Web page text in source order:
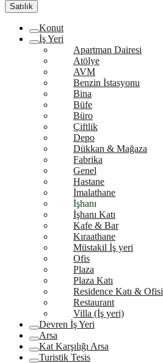
Satılık
Konut
İş Yeri
Apartman Dairesi
Atölye
AVM
Benzin İstasyonu
Bina
Büfe
Büro
Çiftlik
Depo
Dükkan & Mağaza
Fabrika
Genel
Hastane
İmalathane
İşhanı
İşhanı Katı
Kafe & Bar
Kıraathane
Müstakil İş yeri
Ofis
Plaza
Plaza Katı
Residence Katı & Ofisi
Restaurant
Villa (İş yeri)
Devren İş Yeri
Arsa
Kat Karşılığı Arsa
Turistik Tesis